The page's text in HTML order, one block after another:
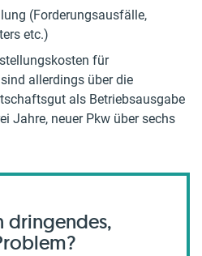
(Forderungsausfälle,
etc.)
für
allerdings über die
als Betriebsausgabe
Jahre, neuer Pkw über sechs
dringendes,